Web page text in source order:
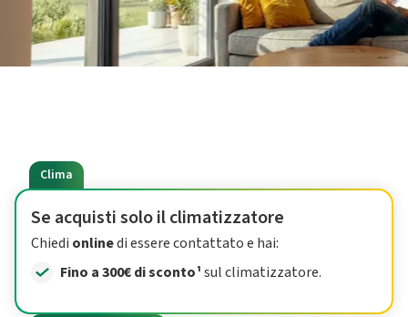
Clima
Se acquisti solo il climatizzatore
Chiedi onlinedi essere contattato e hai:
Fino a 300€ di sconto¹sul climatizzatore.